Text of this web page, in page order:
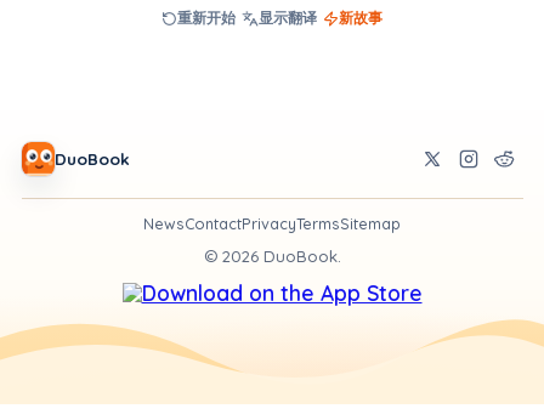
重新开始 显示翻译 新故事
DuoBook
NewsContactPrivacyTermsSitemap
© 2026DuoBook.